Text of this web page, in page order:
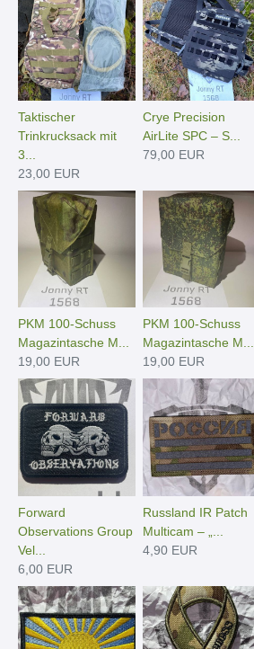
Taktischer
Trinkrucksack mit
3...
23,00 EUR
Crye Precision
AirLite SPC – S...
79,00 EUR
PKM 100-Schuss
Magazintasche M...
19,00 EUR
PKM 100-Schuss
Magazintasche M...
19,00 EUR
Forward
Observations Group
Vel...
6,00 EUR
Russland IR Patch
Multicam – „...
4,90 EUR